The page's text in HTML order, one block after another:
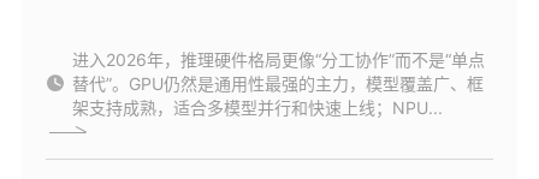
进入2026年，推理硬件格局更像“分工协作”而不是“单点
替代”。GPU仍然是通用性最强的主力，模型覆盖广、框
架支持成熟，适合多模型并行和快速上线；NPU...